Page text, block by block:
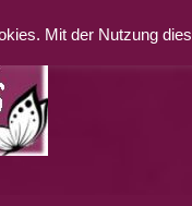
Mit der Nutzung